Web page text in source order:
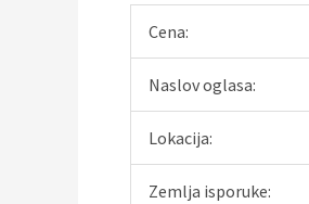
Cena:
Naslov oglasa:
Lokacija:
Zemlja isporuke: